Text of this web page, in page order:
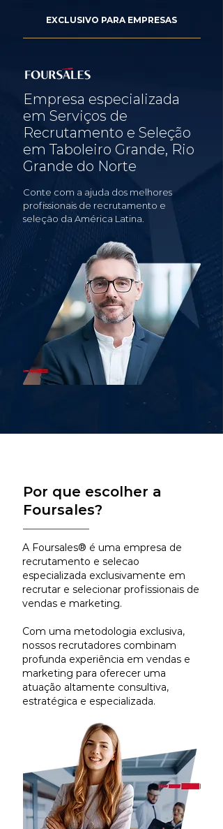
EXCLUSIVO PARA EMPRESAS
Empresa especializada
em Serviços de
Recrutamento e Seleção
em Taboleiro Grande, Rio
Grande do Norte
Conte com a ajuda dos melhores
profissionais de recrutamento e
seleção da América Latina.
Por que escolher a
Foursales?
A Foursales® é uma empresa de
recrutamento e selecao
especializada exclusivamente em
recrutar e selecionar profissionais de
vendas e marketing.
Com uma metodologia exclusiva,
nossos recrutadores combinam
profunda experiência em vendas e
marketing para oferecer uma
atuação altamente consultiva,
estratégica e especializada.